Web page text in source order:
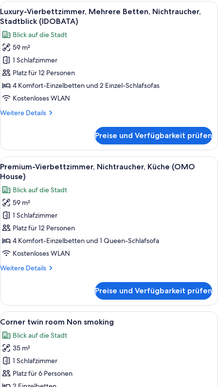
Alle
Fotos
für
Luxury-
Vierbettzimmer,
Mehrere
Betten,
Nichtraucher,
Stadtblick
anzeigen
Ein modernes Hotelzimmer mit
4
Luxury-Vierbettzimmer, Mehrere Betten, Nichtraucher,
Stadtblick (IDOBATA)
Blick auf die Stadt
59 m²
1 Schlafzimmer
Platz für 12 Personen
4 Komfort-Einzelbetten und 2 Einzel-Schlafsofas
Kostenloses WLAN
Weitere Details
Weitere
Vierbettzimmer,
Mehrere
Betten,
Nichtraucher,
Stadtblick
(IDOBATA)
Preise und Verfügbarkeit prüfen
Alle
Fotos
für
Premium-
Vierbettzimmer,
Nichtraucher,
Küche
(OMO
House)
Eine moderne Küche mit
4
Premium-Vierbettzimmer, Nichtraucher, Küche (OMO
House)
Blick auf die Stadt
59 m²
1 Schlafzimmer
Platz für 12 Personen
4 Komfort-Einzelbetten und 1 Queen-Schlafsofa
Kostenloses WLAN
Weitere Details
Weitere
Vierbettzimmer,
Nichtraucher,
Küche
House)
Preise und Verfügbarkeit prüfen
Alle
Fotos
für
Corner
twin
room
Non
Ein modernes Hotelzimmer mit
4
Corner twin room Non smoking
Blick auf die Stadt
35 m²
1 Schlafzimmer
Platz für 6 Personen